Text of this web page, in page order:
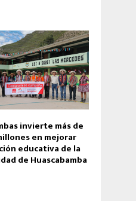
invierte más de
en mejorar
educativa de la
de Huascabamba